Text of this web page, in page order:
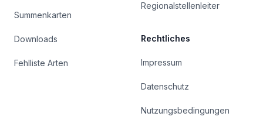
Summenkarten
Downloads
Fehlliste Arten
Regionalstellenleiter
Rechtliches
Impressum
Datenschutz
Nutzungsbedingungen